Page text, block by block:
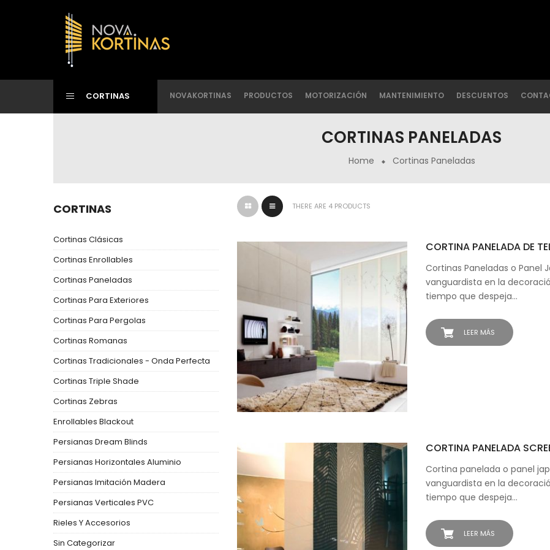
CORTINAS NOVAKORTINAS PRODUCTOS MOTORIZACIÓN MANTENIMIENTO DESCUENTOS
CORTINAS PANELADAS
Home Cortinas Paneladas
CORTINAS
Cortinas Clásicas
Cortinas Enrollables
Cortinas Paneladas
Cortinas Para Exteriores
Cortinas Para Pergolas
Cortinas Romanas
Cortinas Tradicionales - Onda Perfecta
Cortinas Triple Shade
Cortinas Zebras
Enrollables Blackout
Persianas Dream Blinds
Persianas Horizontales Aluminio
Persianas Imitación Madera
Persianas Verticales PVC
Rieles Y Accesorios
Sin Categorizar
THERE ARE 4 PRODUCTS
LEER MÁS
CORTINA PANELADA DE
Cortinas Paneladas o Panel
vanguardista en la
tiempo que despeja…
LEER MÁS
CORTINA PANELADA
Cortina panelada o panel
vanguardista en la
tiempo que despeja…